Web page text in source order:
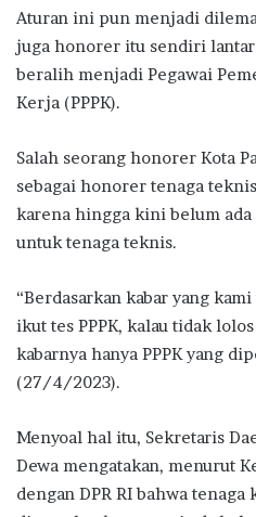
Aturan ini pun menjadi
juga honorer itu sendiri
beralih menjadi Pegawai
Kerja (PPPK).
Salah seorang honorer Kota
sebagai honorer tenaga
karena hingga kini belum
untuk tenaga teknis.
“Berdasarkan kabar yang
ikut tes PPPK, kalau tidak
kabarnya hanya PPPK yang
(27/4/2023).
Menyoal hal itu, Sekretaris
Dewa mengatakan, menurut
dengan DPR RI bahwa